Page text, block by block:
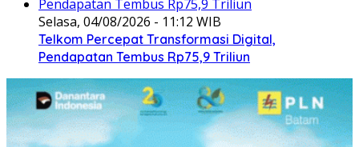
Selasa, 04/08/2026 - 11:12 WIB
Telkom Percepat Transformasi Digital,
Pendapatan Tembus Rp75,9 Triliun